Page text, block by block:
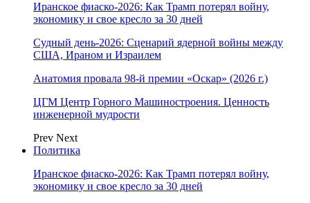
Иранское фиаско-2026: Как Трамп потерял войну,
экономику и свое кресло за 30 дней
Судный день-2026: Сценарий ядерной войны между
США, Ираном и Израилем
Анатомия провала 98-й премии «Оскар» (2026 г.)
ЦГМ Центр Горного Машиностроения. Ценность
инженерной мудрости
Prev Next
Политика
Иранское фиаско-2026: Как Трамп потерял войну,
экономику и свое кресло за 30 дней